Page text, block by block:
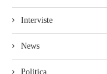
Interviste
News
Politica